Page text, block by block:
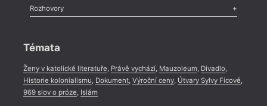
Literární zítřky
Celá rubrika
Rozhovory
Témata
Ženy v katolické literatuře, Právě vychází, Mauzoleum, Divadlo,
Historie kolonialismu, Dokument, Výroční ceny, Útvary Sylvy Ficové,
969 slov o próze, Islám